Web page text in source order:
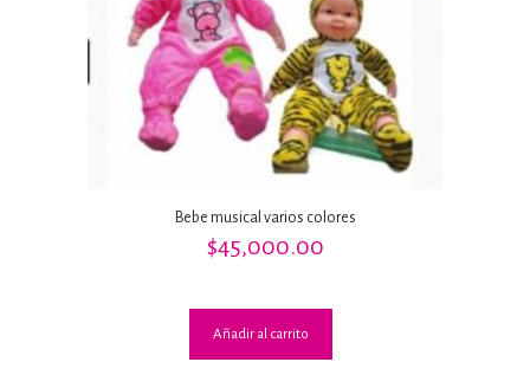
Bebe musical varios colores
$45,000.00
Añadir al carrito